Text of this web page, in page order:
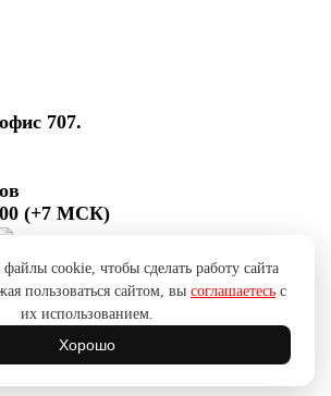
707.
(+7 МСК)
Пожаловаться Сообщить об ошибке
Согласие на обработку ПД
ПожаловатьсяСообщить об ошибке
cookie, чтобы сделать работу сайта
пользоваться сайтом, вы соглашаетесь с
их использованием.
Хорошо